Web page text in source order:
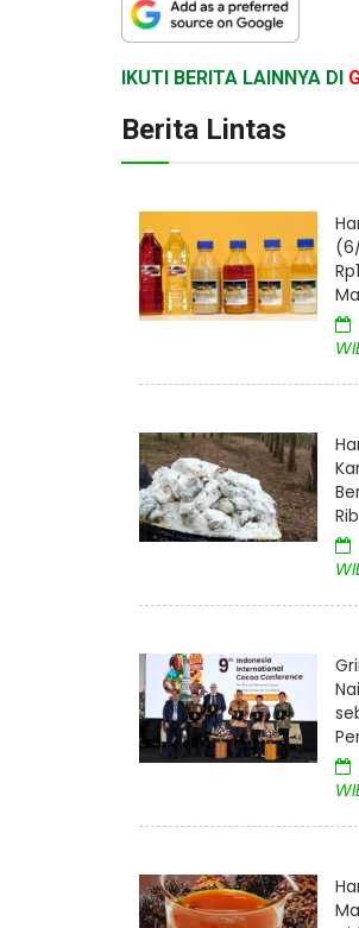
IKUTI BERITA LAINNYA DI
Berita Lintas